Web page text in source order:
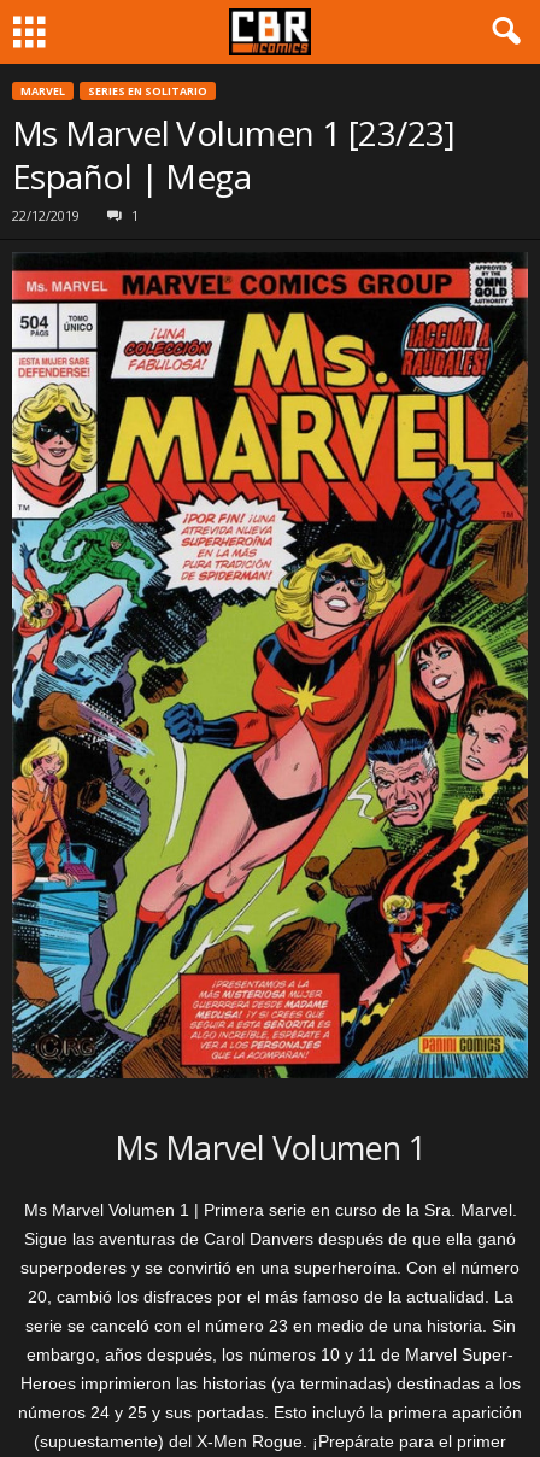
MARVEL SERIES EN SOLITARIO
Ms Marvel Volumen 1 [23/23]
Español | Mega
22/12/2019 1
Ms Marvel Volumen 1
Ms Marvel Volumen 1 | Primera serie en curso de la Sra. Marvel.
Sigue las aventuras de Carol Danvers después de que ella ganó
superpoderes y se convirtió en una superheroína. Con el número
20, cambió los disfraces por el más famoso de la actualidad. La
serie se canceló con el número 23 en medio de una historia. Sin
embargo, años después, los números 10 y 11 de Marvel Super-
Heroes imprimieron las historias (ya terminadas) destinadas a los
números 24 y 25 y sus portadas. Esto incluyó la primera aparición
(supuestamente) del X-Men Rogue. ¡Prepárate para el primer